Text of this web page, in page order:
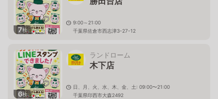
7枚
9:00～21:00
千葉県佐倉市西志津3-27-12
6枚
ランドローム
木下店
日、月、火、水、木、金、土: 09:00〜21:00
千葉県印西市大森2492